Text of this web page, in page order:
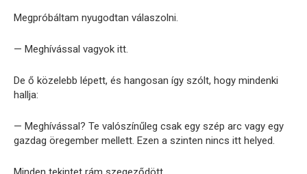
Megpróbáltam nyugodtan válaszolni.
— Meghívással vagyok itt.
De ő közelebb lépett, és hangosan így szólt, hogy mindenki
hallja:
— Meghívással? Te valószínűleg csak egy szép arc vagy egy
gazdag öregember mellett. Ezen a szinten nincs itt helyed.